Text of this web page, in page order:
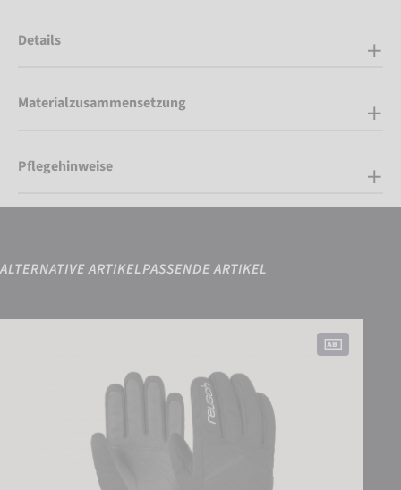
Details
Materialzusammensetzung
Pflegehinweise
ALTERNATIVE ARTIKELPASSENDE ARTIKEL